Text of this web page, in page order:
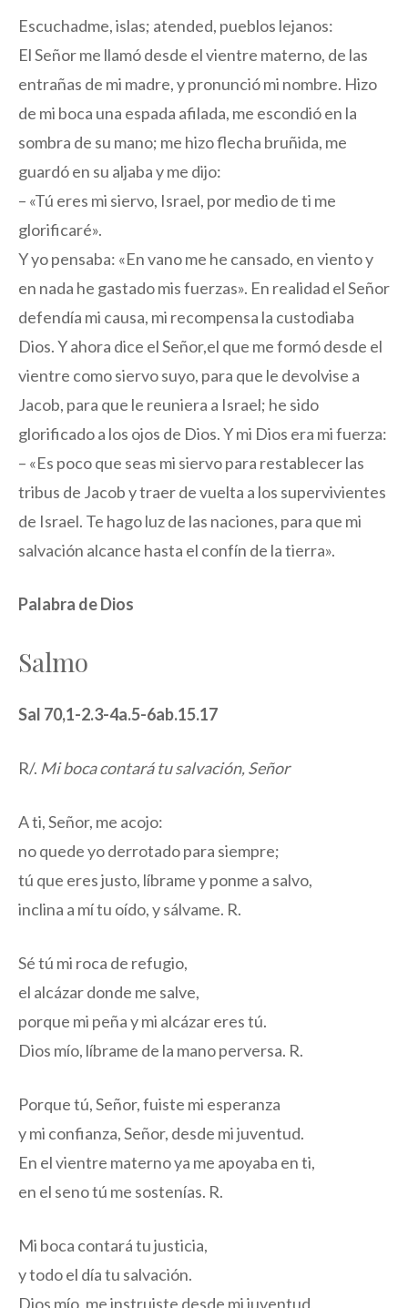
Escuchadme, islas; atended, pueblos lejanos:
El Señor me llamó desde el vientre materno, de las
entrañas de mi madre, y pronunció mi nombre. Hizo
de mi boca una espada afilada, me escondió en la
sombra de su mano; me hizo flecha bruñida, me
guardó en su aljaba y me dijo:
– «Tú eres mi siervo, Israel, por medio de ti me
glorificaré».
Y yo pensaba: «En vano me he cansado, en viento y
en nada he gastado mis fuerzas». En realidad el Señor
defendía mi causa, mi recompensa la custodiaba
Dios. Y ahora dice el Señor,el que me formó desde el
vientre como siervo suyo, para que le devolvise a
Jacob, para que le reuniera a Israel; he sido
glorificado a los ojos de Dios. Y mi Dios era mi fuerza:
– «Es poco que seas mi siervo para restablecer las
tribus de Jacob y traer de vuelta a los supervivientes
de Israel. Te hago luz de las naciones, para que mi
salvación alcance hasta el confín de la tierra».
Palabra de Dios
Salmo
Sal 70,1-2.3-4a.5-6ab.15.17
R/. Mi boca contará tu salvación, Señor
A ti, Señor, me acojo:
no quede yo derrotado para siempre;
tú que eres justo, líbrame y ponme a salvo,
inclina a mí tu oído, y sálvame. R.
Sé tú mi roca de refugio,
el alcázar donde me salve,
porque mi peña y mi alcázar eres tú.
Dios mío, líbrame de la mano perversa. R.
Porque tú, Señor, fuiste mi esperanza
y mi confianza, Señor, desde mi juventud.
En el vientre materno ya me apoyaba en ti,
en el seno tú me sostenías. R.
Mi boca contará tu justicia,
y todo el día tu salvación.
Dios mío, me instruiste desde mi juventud,